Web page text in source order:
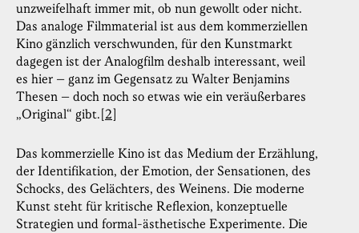
unzweifelhaft immer mit, ob nun gewollt oder nicht.
Das analoge Filmmaterial ist aus dem kommerziellen
Kino gänzlich verschwunden, für den Kunstmarkt
dagegen ist der Analogfilm deshalb interessant, weil
es hier – ganz im Gegensatz zu Walter Benjamins
Thesen – doch noch so etwas wie ein veräußerbares
„Original“ gibt. [2]
Das kommerzielle Kino ist das Medium der Erzählung,
der Identifikation, der Emotion, der Sensationen, des
Schocks, des Gelächters, des Weinens. Die moderne
Kunst steht für kritische Reflexion, konzeptuelle
Strategien und formal-ästhetische Experimente. Die